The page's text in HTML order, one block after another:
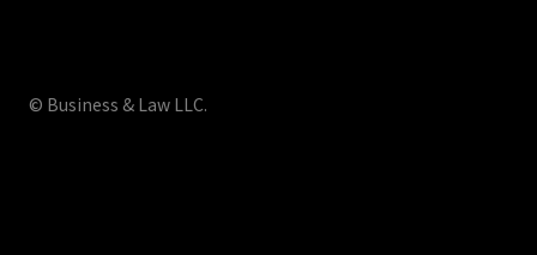
© Business & Law LLC.